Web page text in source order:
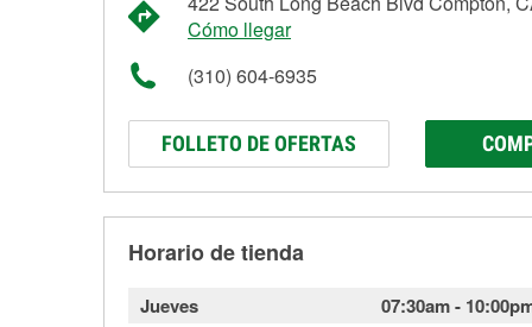
Cómo llegar
(310) 604-6935
FOLLETO DE OFERTAS
Horario de tienda
Jueves 07:30am-